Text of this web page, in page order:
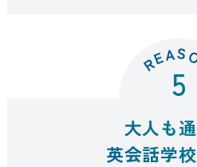
REAS
5
大人も
英会話学